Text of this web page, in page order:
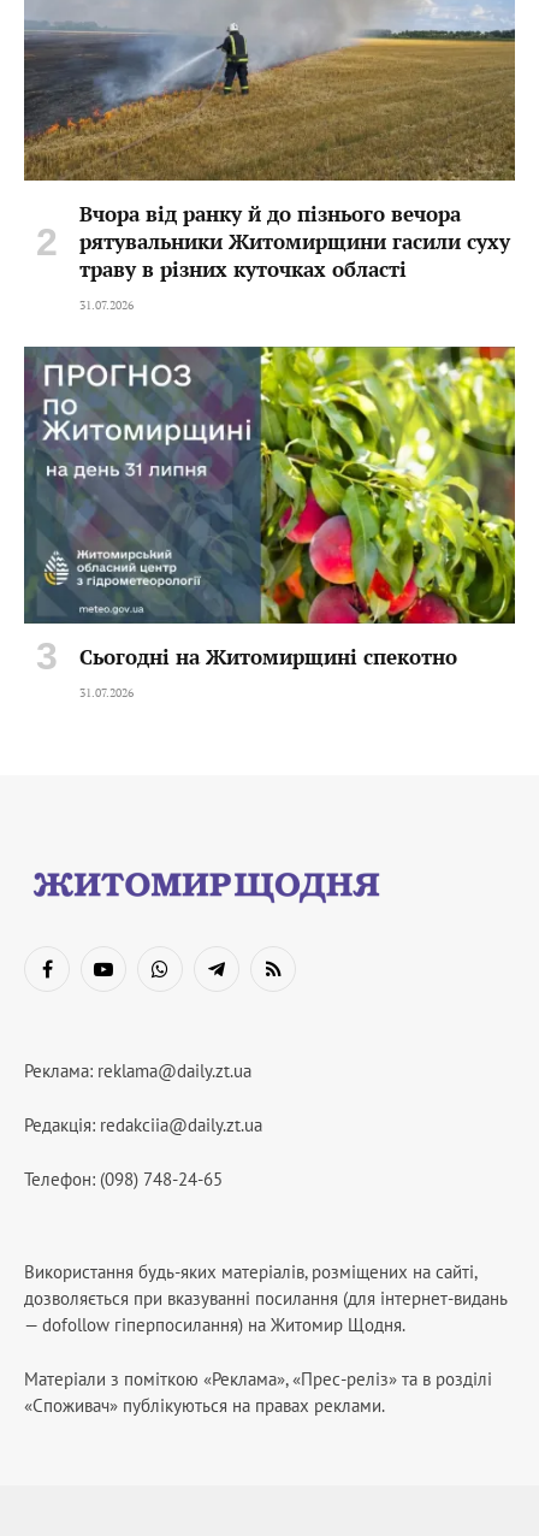
Вчора від ранку й до пізнього вечора
рятувальники Житомирщини гасили суху
траву в різних куточках області
31.07.2026
Сьогодні на Житомирщині спекотно
31.07.2026
FacebookYouTubeWhatsAppTelegramRSS
Реклама: reklama@daily.zt.ua
Редакція: redakciia@daily.zt.ua
Телефон: (098) 748-24-65
Використання будь-яких матеріалів, розміщених на сайті,
дозволяється при вказуванні посилання (для інтернет-видань
— dofollow гіперпосилання) на Житомир Щодня.
Матеріали з поміткою «Реклама», «Прес-реліз» та в розділі
«Споживач» публікуються на правах реклами.